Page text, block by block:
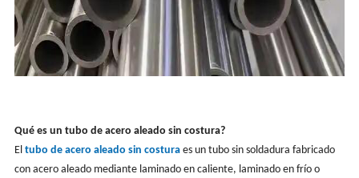
Qué es un tubo de acero aleado sin costura?
El tubo de acero aleado sin costuraes un tubo sin soldadura fabricado
con acero aleado mediante laminado en caliente, laminado en frío o